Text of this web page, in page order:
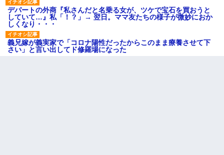
デパートの外商『私さんだと名乗る女が、ツケで宝石を買おうと
していて…』私「！？」→ 翌日。ママ友たちの様子が微妙におか
しくなり・・・
義兄嫁が義実家で「コロナ陽性だったからこのまま療養させて下
さい」と言い出してド修羅場になった